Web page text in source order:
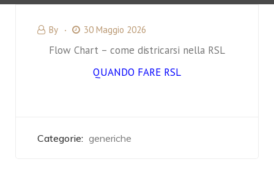
By 30 Maggio 2026
Flow Chart – come districarsi nella RSL
QUANDO FARE RSL
Categorie: generiche